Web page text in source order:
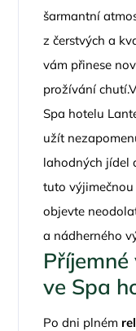
šarmantní
z čerstvých a
vám přinese
prožívání
Spa hotelu
užít
lahodných jídel
tuto
objevte
a nádherného
ve Spa
Po dni plném